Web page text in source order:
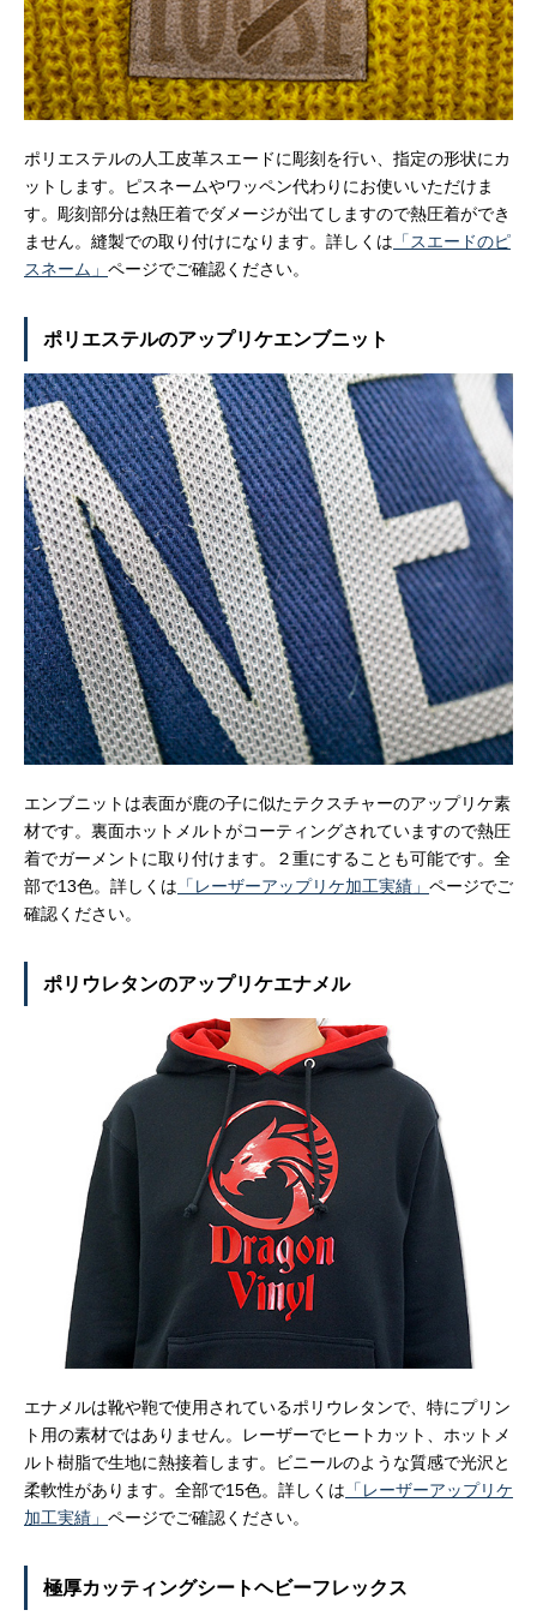
ポリエステルの人工皮革スエードに彫刻を行い、指定の形状にカ
ットします。ピスネームやワッペン代わりにお使いいただけま
す。彫刻部分は熱圧着でダメージが出てしますので熱圧着ができ
ません。縫製での取り付けになります。詳しくは 「スエードのピ
スネーム」 ページでご確認ください。
ポリエステルのアップリケエンブニット
エンブニットは表面が鹿の子に似たテクスチャーのアップリケ素
材です。裏面ホットメルトがコーティングされていますので熱圧
着でガーメントに取り付けます。２重にすることも可能です。全
部で13色。詳しくは 「レーザーアップリケ加工実績」 ページでご
確認ください。
ポリウレタンのアップリケエナメル
エナメルは靴や鞄で使用されているポリウレタンで、特にプリン
ト用の素材ではありません。レーザーでヒートカット、ホットメ
ルト樹脂で生地に熱接着します。ビニールのような質感で光沢と
柔軟性があります。全部で15色。詳しくは 「レーザーアップリケ
加工実績」 ページでご確認ください。
極厚カッティングシートヘビーフレックス